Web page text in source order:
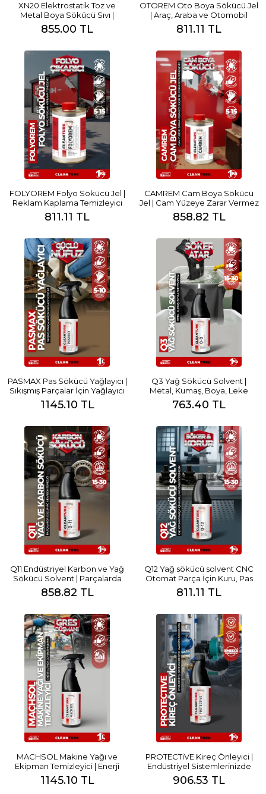
XN20 Elektrostatik Toz ve
Metal Boya Sökücü Sıvı |
Daldırma Tipi Endüstriyel Boya
Temizleyici
855.00 TL
OTOREM Oto Boya Sökücü Jel
| Araç, Araba ve Otomobil
Kaportası İçin Hızlı Etkili Boya
Temizleyici
811.11 TL
FOLYOREM Folyo Sökücü Jel |
Reklam Kaplama Temizleyici
811.11 TL
CAMREM Cam Boya Sökücü
Jel | Cam Yüzeye Zarar Vermez
| Güçlü Jel Form Boya
Temizleyici
858.82 TL
PASMAX Pas Sökücü Yağlayıcı |
Sıkışmış Parçalar İçin Yağlayıcı
Çözüm
1145.10 TL
Q3 Yağ Sökücü Solvent |
Metal, Kumaş, Boya, Leke
Temizliği
763.40 TL
Q11 Endüstriyel Karbon ve Yağ
Sökücü Solvent | Parçalarda
Güçlü Yağ & Karbon Temizliği
858.82 TL
Q12 Yağ sökücü solvent CNC
Otomat Parça İçin Kuru, Pas
Önleyici Temizlik
811.11 TL
MACHSOL Makine Yağı ve
Ekipman Temizleyici | Enerji
Altında Güvenli Kullanım
1145.10 TL
PROTECTiVE Kireç Önleyici |
Endüstriyel Sistemlerinizde
Maksimum Koruma
906.53 TL